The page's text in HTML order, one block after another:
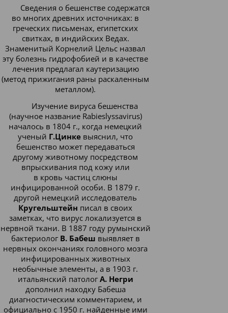
Сведения о бешенстве содержатся
во многих древних источниках: в
греческих письменах, египетских
свитках, в индийских Ведах.
Знаменитый Корнелий Цельс назвал
эту болезнь гидрофобией и в качестве
лечения предлагал каутеризацию
(метод прижигания раны раскаленным
металлом).
Изучение вируса бешенства
(научное название Rabieslyssavirus)
началось в 1804 г., когда немецкий
ученый Г.Цинке выяснил, что
бешенство может передаваться
другому животному посредством
впрыскивания под кожу или
в кровь частиц слюны
инфицированной особи. В 1879 г.
другой немецкий исследователь
Кругельштейн писал в своих
заметках, что вирус локализуется в
нервной ткани. В 1887 году румынский
бактериолог В. Бабеш выявляет в
нервных окончаниях головного мозга
инфицированных животных
необычные элементы, а в 1903 г.
итальянский патологА. Негри
дополнил находку Бабеша
диагностическим комментарием, и
официально с 1950 г. найденные ими